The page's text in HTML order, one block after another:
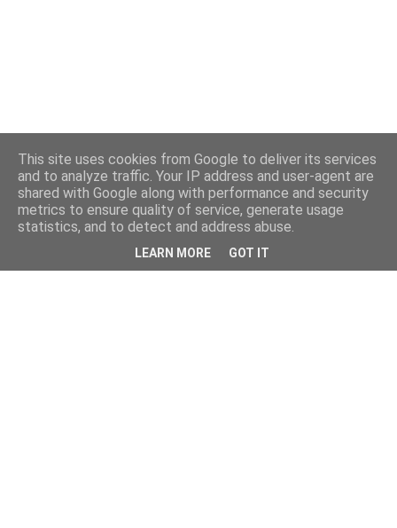
This site uses cookies from Google to deliver its services
and to analyze traffic. Your IP address and user-agent are
shared with Google along with performance and security
metrics to ensure quality of service, generate usage
statistics, and to detect and address abuse.
LEARN MORE GOT IT